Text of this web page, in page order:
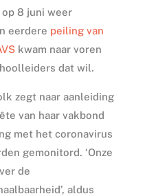
8 juni weer
eerdere peiling van
kwam naar voren
dat wil.
zegt naar aanleiding
van haar vakbond
met het coronavirus
gemonitord. ‘Onze
de
aldus